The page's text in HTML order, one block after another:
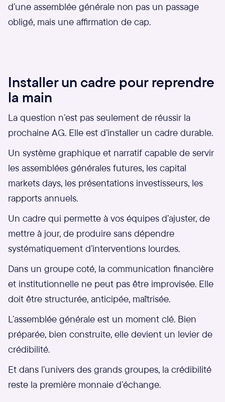
d’une assemblée générale non pas un passage
obligé, mais une affirmation de cap.
Installer un cadre pour reprendre
la main
La question n’est pas seulement de réussir la
prochaine AG. Elle est d’installer un cadre durable.
Un système graphique et narratif capable de servir
les assemblées générales futures, les capital
markets days, les présentations investisseurs, les
rapports annuels.
Un cadre qui permette à vos équipes d’ajuster, de
mettre à jour, de produire sans dépendre
systématiquement d’interventions lourdes.
Dans un groupe coté, la communication financière
et institutionnelle ne peut pas être improvisée. Elle
doit être structurée, anticipée, maîtrisée.
L’assemblée générale est un moment clé. Bien
préparée, bien construite, elle devient un levier de
crédibilité.
Et dans l’univers des grands groupes, la crédibilité
reste la première monnaie d’échange.